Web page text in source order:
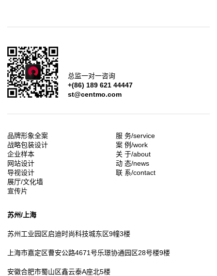
总监一对一咨询
+(86) 189 621 44447
st@centmo.com
品牌形象全案
战略包装设计
企业样本
网站设计
导视设计
展厅/文化墙
宣传片
服 务/service
案 例/work
关 于/about
动 态/news
联 系/contact
苏州/上海
苏州工业园区启迪时尚科技城东区9幢3楼
上海市嘉定区曹安公路4671号乐璟协通园区28号楼9楼
安徽合肥市蜀山区鑫云泰A座北5楼